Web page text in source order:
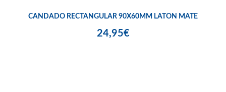
CANDADO RECTANGULAR 90X60MM LATON MATE
24,95€